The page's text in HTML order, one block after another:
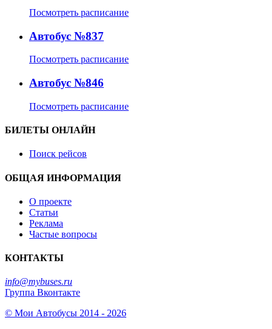
Посмотреть расписание
Автобус №837
Посмотреть расписание
Автобус №846
Посмотреть расписание
БИЛЕТЫ ОНЛАЙН
Поиск рейсов
ОБЩАЯ ИНФОРМАЦИЯ
О проекте
Статьи
Реклама
Частые вопросы
КОНТАКТЫ
info@mybuses.ru
Группа Вконтакте
© Мои Автобусы 2014 - 2026